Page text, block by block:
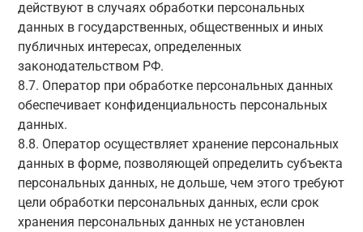
действуют в случаях обработки персональных
данных в государственных, общественных и иных
публичных интересах, определенных
законодательством РФ.
8.7. Оператор при обработке персональных данных
обеспечивает конфиденциальность персональных
данных.
8.8. Оператор осуществляет хранение персональных
данных в форме, позволяющей определить субъекта
персональных данных, не дольше, чем этого требуют
цели обработки персональных данных, если срок
хранения персональных данных не установлен